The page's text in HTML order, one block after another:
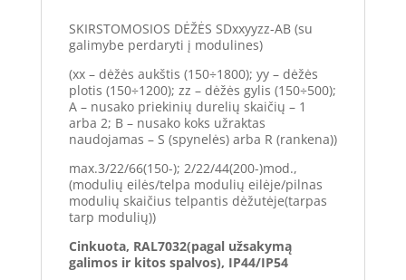
SKIRSTOMOSIOS DĖŽĖS SDxxyyzz-AB (su
galimybe perdaryti į modulines)
(xx – dėžės aukštis (150÷1800); yy – dėžės
plotis (150÷1200); zz – dėžės gylis (150÷500);
A – nusako priekinių durelių skaičių – 1
arba 2; B – nusako koks užraktas
naudojamas – S (spynelės) arba R (rankena))
max.3/22/66(150-); 2/22/44(200-)mod.,
(modulių eilės/telpa modulių eilėje/pilnas
modulių skaičius telpantis dėžutėje(tarpas
tarp modulių))
Cinkuota, RAL7032(pagal užsakymą
galimos ir kitos spalvos), IP44/IP54